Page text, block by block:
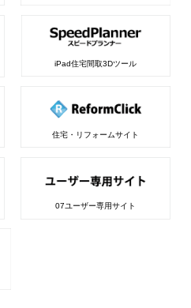
iPad住宅間取3Dツール
住宅・リフォームサイト
07ユーザー専用サイト